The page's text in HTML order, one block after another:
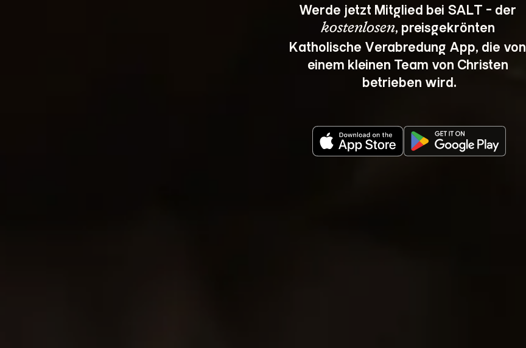
Werde jetzt Mitglied bei SALT - der
kostenlosen, preisgekrönten
Katholische Verabredung App, die von
einem kleinen Team von Christen
betrieben wird.